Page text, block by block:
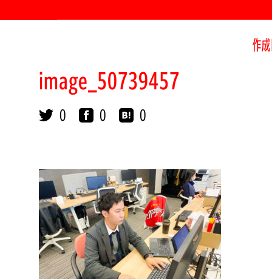
作
image_50739457
0 0 0